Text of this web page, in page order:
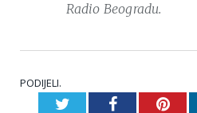
Radio Beogradu.
PODIJELI.
TwitterFacebook